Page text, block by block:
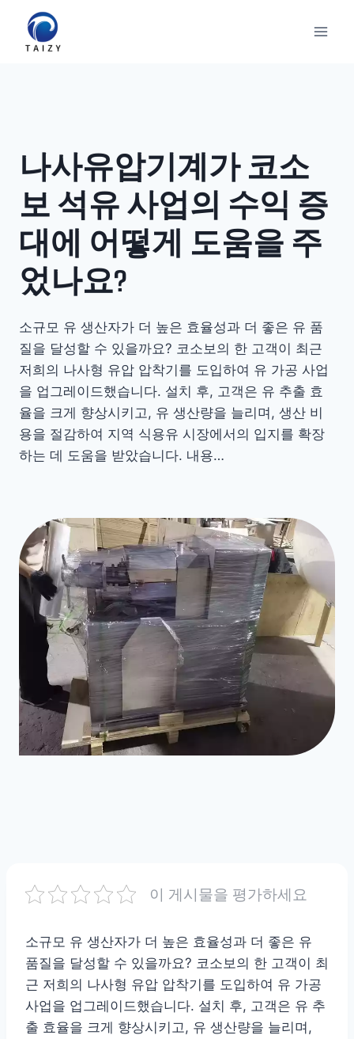
content
나사유압기계가 코소
보 석유 사업의 수익 증
대에 어떻게 도움을 주
었나요?
소규모 유 생산자가 더 높은 효율성과 더 좋은 유 품
질을 달성할 수 있을까요? 코소보의 한 고객이 최근
저희의 나사형 유압 압착기를 도입하여 유 가공 사업
을 업그레이드했습니다. 설치 후, 고객은 유 추출 효
율을 크게 향상시키고, 유 생산량을 늘리며, 생산 비
용을 절감하여 지역 식용유 시장에서의 입지를 확장
하는 데 도움을 받았습니다. 내용…
이 게시물을 평가하세요
소규모 유 생산자가 더 높은 효율성과 더 좋은 유
품질을 달성할 수 있을까요? 코소보의 한 고객이 최
근 저희의 나사형 유압 압착기를 도입하여 유 가공
사업을 업그레이드했습니다. 설치 후, 고객은 유 추
출 효율을 크게 향상시키고, 유 생산량을 늘리며,